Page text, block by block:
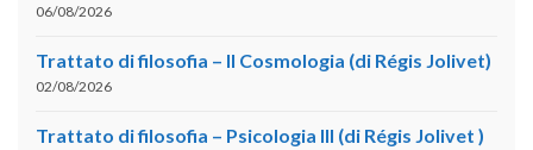
06/08/2026
Trattato di filosofia – II Cosmologia (di Régis Jolivet)
02/08/2026
Trattato di filosofia – Psicologia III (di Régis Jolivet )